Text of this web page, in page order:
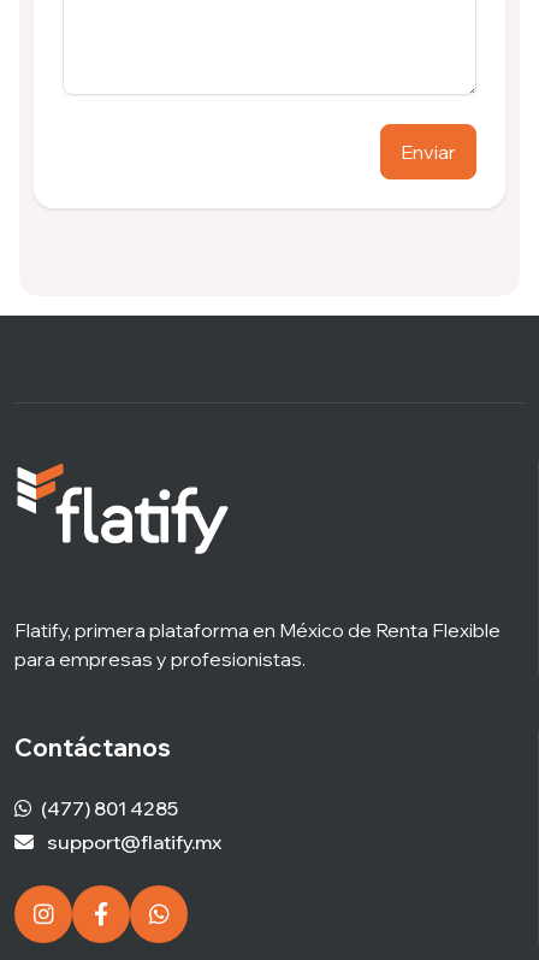
Enviar
Flatify, primera plataforma en México de Renta Flexible
para empresas y profesionistas.
Contáctanos
(477) 801 4285
support@flatify.mx